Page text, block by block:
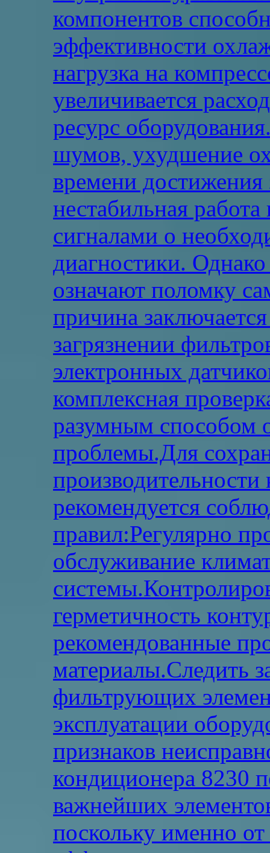
компонентов
эффективности
нагрузка на
увеличивается
ресурс
шумов, ухудшение
времени
нестабильная
сигналами о
диагностики.
означают поломку
причина
загрязнении
электронных
комплексная
разумным способом
проблемы.Для
рекомендуется
правил:Регулярно
обслуживание
герметичность
рекомендованные
материалы.Следить
фильтрующих
эксплуатации
признаков
кондиционера 8230
важнейших
поскольку именно от